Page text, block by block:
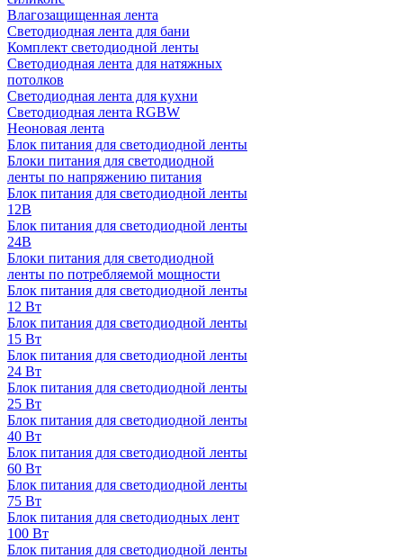
Влагозащищенная лента
Светодиодная лента для бани
Комплект светодиодной ленты
Светодиодная лента для натяжных
потолков
Светодиодная лента для кухни
Светодиодная лента RGBW
Неоновая лента
Блок питания для светодиодной ленты
Блоки питания для светодиодной
ленты по напряжению питания
Блок питания для светодиодной ленты
12В
Блок питания для светодиодной ленты
24В
Блоки питания для светодиодной
ленты по потребляемой мощности
Блок питания для светодиодной ленты
12 Вт
Блок питания для светодиодной ленты
15 Вт
Блок питания для светодиодной ленты
24 Вт
Блок питания для светодиодной ленты
25 Вт
Блок питания для светодиодной ленты
40 Вт
Блок питания для светодиодной ленты
60 Вт
Блок питания для светодиодной ленты
75 Вт
Блок питания для светодиодных лент
100 Вт
Блок питания для светодиодной ленты